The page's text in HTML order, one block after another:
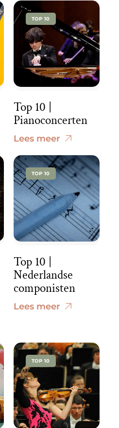
TOP 10
Top 10 |
Pianoconcerten
Lees meer
TOP 10
Top 10 |
Nederlandse
componisten
Lees meer
TOP 10